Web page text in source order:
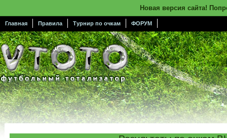
Новая версия сайта!
Главная Правила Турнир по очкам ФОРУМ